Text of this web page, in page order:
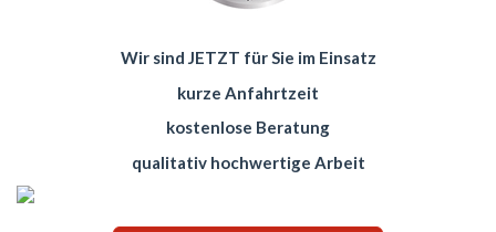
Wir sind JETZT für Sie im Einsatz
kurze Anfahrtzeit
kostenlose Beratung
qualitativ hochwertige Arbeit